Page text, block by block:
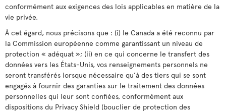
conformément aux exigences des lois applicables en matière de la
vie privée.
À cet égard, nous précisons que : (i) le Canada a été reconnu par
la Commission européenne comme garantissant un niveau de
protection « adéquat »; (ii) en ce qui concerne le transfert des
données vers les États-Unis, vos renseignements personnels ne
seront transférés lorsque nécessaire qu’à des tiers qui se sont
engagés à fournir des garanties sur le traitement des données
personnelles qui leur sont confiées, conformément aux
dispositions du Privacy Shield (bouclier de protection des